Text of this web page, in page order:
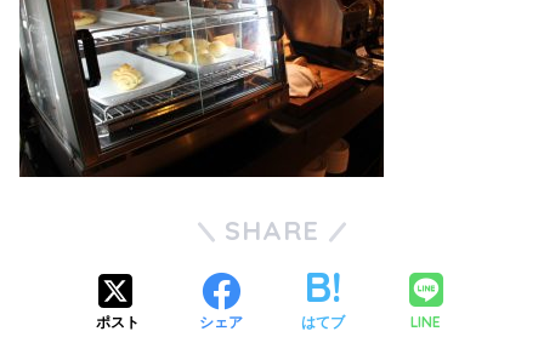
SHARE
ポスト シェア はてブ LINE